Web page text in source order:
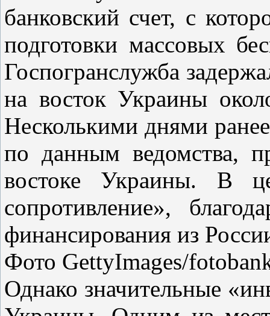
банковский счет, с
подготовки массовых
Госпогранслужба
на восток Украины
Несколькими днями
по данным ведомства,
востоке Украины. В
сопротивление»,
финансирования из
Фото GettyImages/
Однако значительные